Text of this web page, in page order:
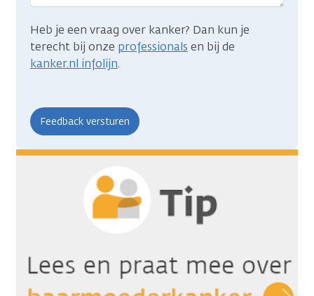
Heb je een vraag over kanker? Dan kun je
terecht bij onze professionals en bij de
kanker.nl infolijn.